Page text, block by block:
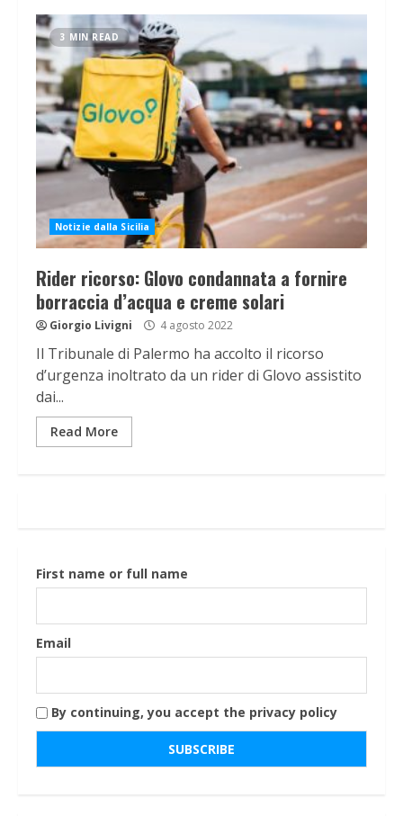
3 MIN READ
Notizie dalla Sicilia
Rider ricorso: Glovo condannata a fornire
borraccia d’acqua e creme solari
Giorgio Livigni 4 agosto 2022
Il Tribunale di Palermo ha accolto il ricorso
d’urgenza inoltrato da un rider di Glovo assistito
dai...
Read More
First name or full name
Email
By continuing, you accept the privacy policy